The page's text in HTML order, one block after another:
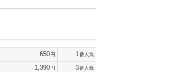
650円 1 番人気
1,390円 3番人気